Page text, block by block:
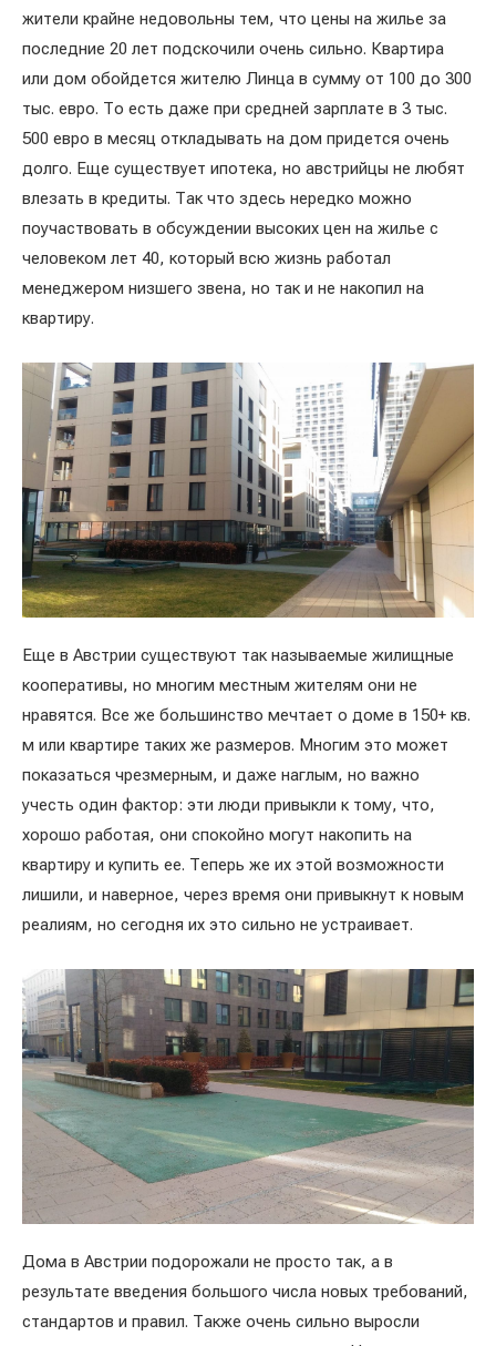
жители крайне недовольны тем, что цены на жилье за
последние 20 лет подскочили очень сильно. Квартира
или дом обойдется жителю Линца в сумму от 100 до 300
тыс. евро. То есть даже при средней зарплате в 3 тыс.
500 евро в месяц откладывать на дом придется очень
долго. Еще существует ипотека, но австрийцы не любят
влезать в кредиты. Так что здесь нередко можно
поучаствовать в обсуждении высоких цен на жилье с
человеком лет 40, который всю жизнь работал
менеджером низшего звена, но так и не накопил на
квартиру.
Еще в Австрии существуют так называемые жилищные
кооперативы, но многим местным жителям они не
нравятся. Все же большинство мечтает о доме в 150+ кв.
м или квартире таких же размеров. Многим это может
показаться чрезмерным, и даже наглым, но важно
учесть один фактор: эти люди привыкли к тому, что,
хорошо работая, они спокойно могут накопить на
квартиру и купить ее. Теперь же их этой возможности
лишили, и наверное, через время они привыкнут к новым
реалиям, но сегодня их это сильно не устраивает.
Дома в Австрии подорожали не просто так, а в
результате введения большого числа новых требований,
стандартов и правил. Также очень сильно выросли